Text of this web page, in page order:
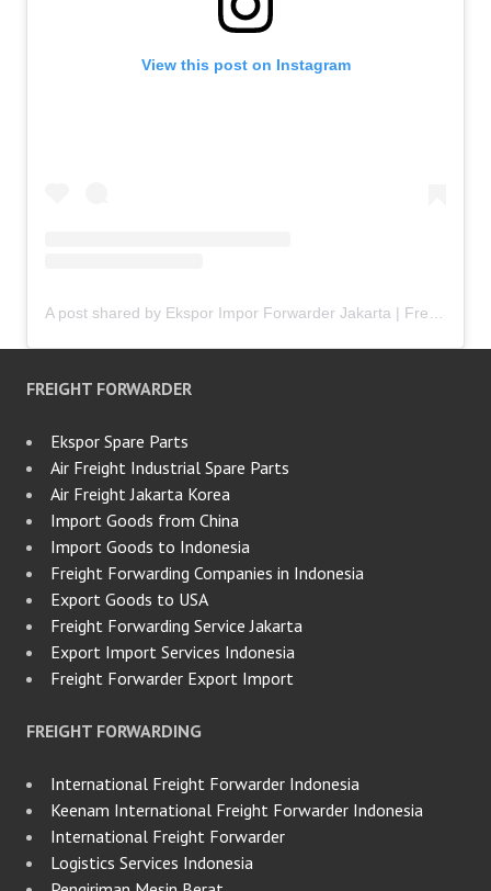
View this post on Instagram
FREIGHT FORWARDER
Ekspor Spare Parts
Air Freight Industrial Spare Parts
Air Freight Jakarta Korea
Import Goods from China
Import Goods to Indonesia
Freight Forwarding Companies in Indonesia
Export Goods to USA
Freight Forwarding Service Jakarta
Export Import Services Indonesia
Freight Forwarder Export Import
FREIGHT FORWARDING
International Freight Forwarder Indonesia
Keenam International Freight Forwarder Indonesia
International Freight Forwarder
Logistics Services Indonesia